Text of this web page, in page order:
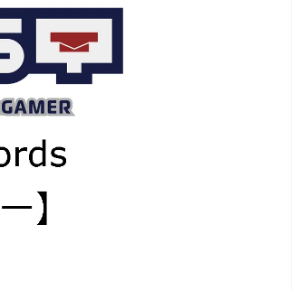
似したゲームや続編が出にくいゲーム、長く遊べる
NIGHTMARES-リトルナイトメア-１＆２セット』
(Switch） ２Dアクションホラーゲームの2作のセッ